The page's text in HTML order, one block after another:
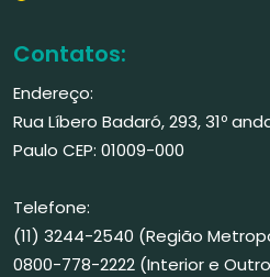
Contatos:
Endereço:
Rua Líbero Badaró, 293, 31º
Paulo CEP: 01009-000
Telefone:
(11) 3244-2540 (Região
0800-778-2222 (Interior e